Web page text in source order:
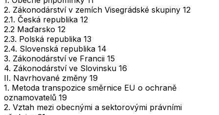
2. Zákonodárství v zemích Visegrádské skupiny 12
2.1. Česká republika 12
2.2 Maďarsko 12
2.3. Polská republika 13
2.4. Slovenská republika 14
3. Zákonodárství ve Francii 15
4. Zákonodárství ve Slovinsku 16
II. Navrhované změny 19
1. Metoda transpozice směrnice EU o ochraně
oznamovatelů 19
2. Vztah mezi obecnými a sektorovými právními